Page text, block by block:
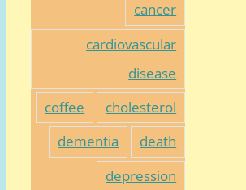
cancer
cardiovascular
disease
cholesterol
coffee
death
dementia
depression